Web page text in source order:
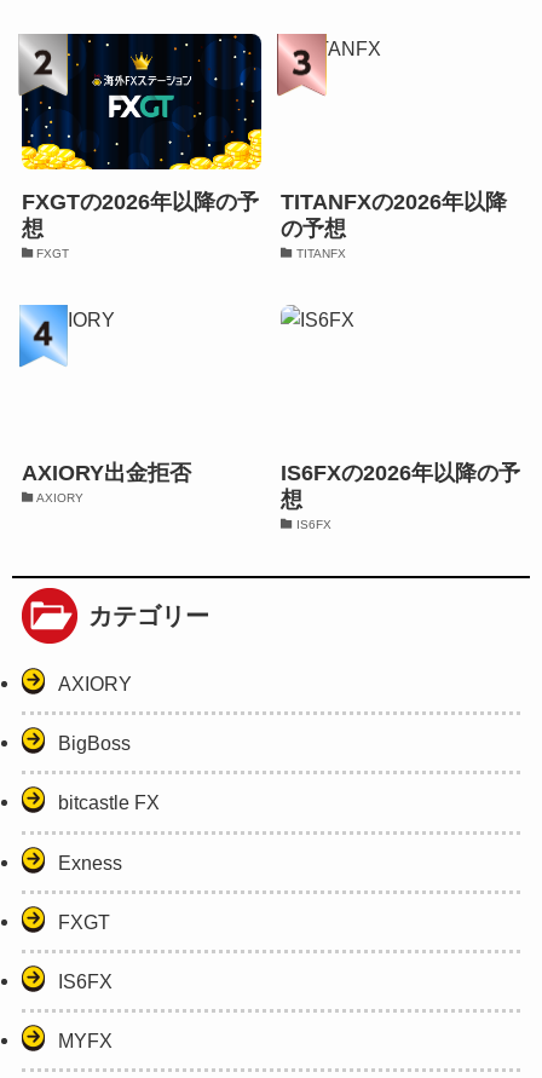
FXGTの2026年以降の予
想
FXGT
TITANFXの2026年以降
の予想
TITANFX
AXIORY出金拒否
AXIORY
IS6FXの2026年以降の予
想
IS6FX
カテゴリー
AXIORY
BigBoss
bitcastle FX
Exness
FXGT
IS6FX
MYFX